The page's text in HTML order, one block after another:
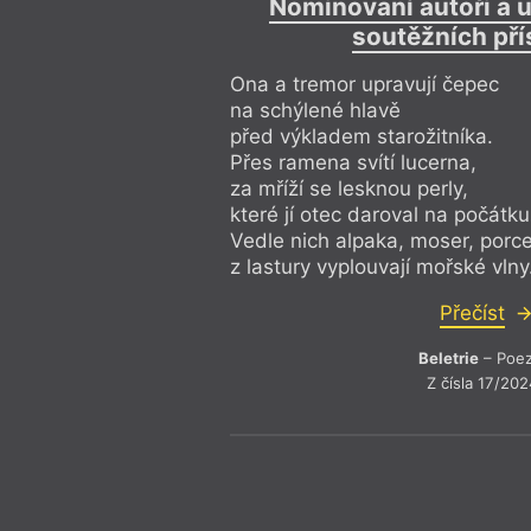
Nominovaní autoři a
soutěžních
Ona a tremor upravují čepec
na schýlené hlavě
před výkladem starožitníka.
Přes ramena svítí lucerna,
za mříží se lesknou perly,
které jí otec daroval na
Vedle nich alpaka, moser,
z lastury vyplouvají mořské
Přečíst
Beletrie–
Z čísla 17/